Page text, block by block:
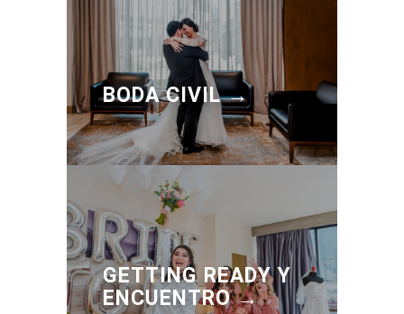
BODA CIVIL →
GETTING READY Y
ENCUENTRO →